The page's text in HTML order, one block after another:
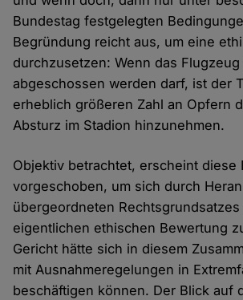
Bundestag festgelegten
Begründung reicht aus, um eine
durchzusetzen: Wenn das
abgeschossen werden darf, ist der
erheblich größeren Zahl an Opfern
Absturz im Stadion hinzunehmen.
Objektiv betrachtet, erscheint diese
vorgeschoben, um sich durch
übergeordneten
eigentlichen ethischen Bewertung
Gericht hätte sich in diesem
mit Ausnahmeregelungen in
beschäftigen können. Der Blick auf